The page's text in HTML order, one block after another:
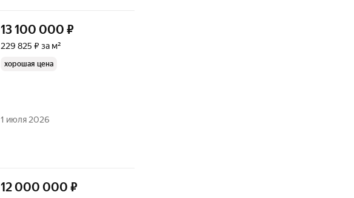
13 100 000 ₽
229 825 ₽ за м²
хорошая цена
1 июля 2026
12 000 000 ₽